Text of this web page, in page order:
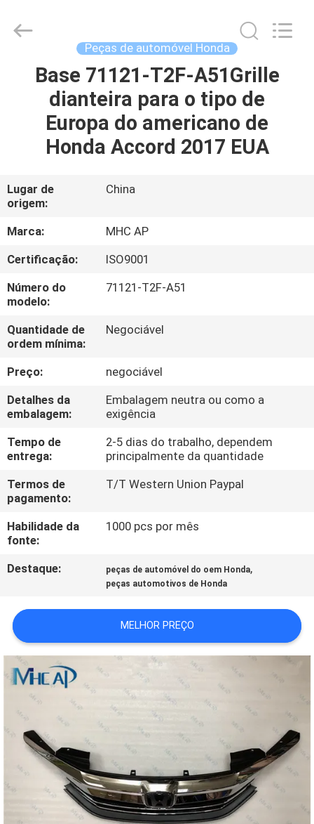
CASA
PRODUTOS
NÓS
EXCURSÃO
DA
FÁBRICA
CONTROLE
DA
QUALIDADE
ENTRE
EM
CONTATO
CONOSCO
PEÇA
UMAS
CITAÇÕES
MAPA
DO
SITE
PRIVACY
POLICY
Parts
Peças de automóvel Honda
Base 71121-T2F-A51Grille
dianteira para o tipo de
Europa do americano de
Honda Accord 2017 EUA
Lugar de
origem:
China
Marca:
MHC AP
Certificação:
ISO9001
Número do
modelo:
71121-T2F-A51
Quantidade de
ordem mínima:
Negociável
Preço:
negociável
Detalhes da
embalagem:
Embalagem neutra ou como a
exigência
Tempo de
entrega:
2-5 dias do trabalho, dependem
principalmente da quantidade
Termos de
pagamento:
T/T Western Union Paypal
Habilidade da
fonte:
1000 pcs por mês
Destaque: peças de automóvel do oem Honda,
peças automotivos de Honda
MELHOR PREÇO